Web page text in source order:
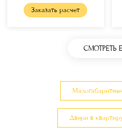
Заказать расчет
СМОТРЕТЬ
Двери в